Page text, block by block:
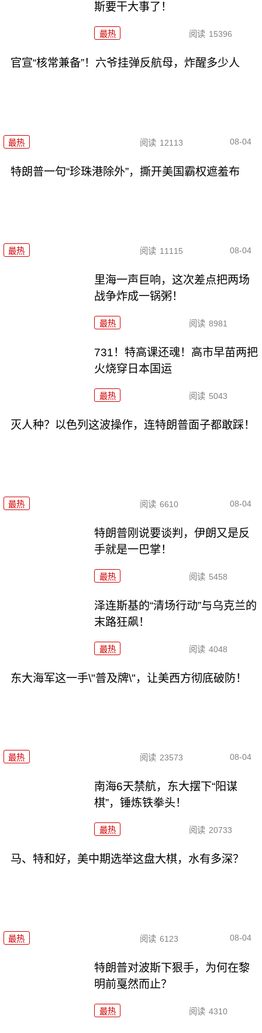
斯要干大事了！
最热 阅读 15396
官宣“核常兼备”！六爷挂弹反航母，炸醒多少人
最热 阅读 12113 08-04
特朗普一句“珍珠港除外”，撕开美国霸权遮羞布
最热 阅读 11115 08-04
里海一声巨响，这次差点把两场
战争炸成一锅粥！
最热 阅读 8981
731！特高课还魂！高市早苗两把
火烧穿日本国运
最热 阅读 5043
灭人种？以色列这波操作，连特朗普面子都敢踩！
最热 阅读 6610 08-04
特朗普刚说要谈判，伊朗又是反
手就是一巴掌！
最热 阅读 5458
泽连斯基的“清场行动”与乌克兰的
末路狂飙！
最热 阅读 4048
东大海军这一手\"普及牌\"，让美西方彻底破防！
最热 阅读 23573 08-04
南海6天禁航，东大摆下“阳谋
棋”，锤炼铁拳头！
最热 阅读 20733
马、特和好，美中期选举这盘大棋，水有多深？
最热 阅读 6123 08-04
特朗普对波斯下狠手，为何在黎
明前戛然而止？
最热 阅读 4310